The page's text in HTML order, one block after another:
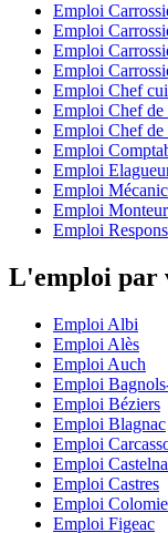
Emploi
Emploi
Emploi
Emploi
Emploi Chef
Emploi Chef
Emploi Chef
Emploi
Emploi
Emploi
Emploi
Emploi
L'emploi par
Emploi Albi
Emploi Alès
Emploi Auch
Emploi
Emploi Béziers
Emploi Blagnac
Emploi
Emploi
Emploi Castres
Emploi
Emploi Figeac